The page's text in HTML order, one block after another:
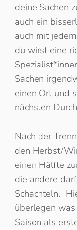
deine Sachen
auch ein
auch mit
du wirst eine
Sachen
einen Ort und
nächsten
Nach der
den Herbst/
einen Hälfte
die andere
Schachteln.
überlegen
Saison als